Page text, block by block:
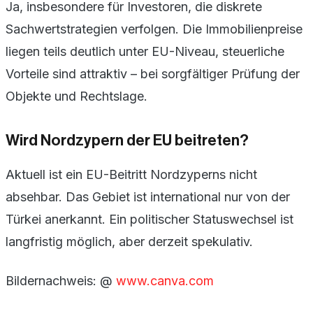
Ja, insbesondere für Investoren, die diskrete
Sachwertstrategien verfolgen. Die Immobilienpreise
liegen teils deutlich unter EU-Niveau, steuerliche
Vorteile sind attraktiv – bei sorgfältiger Prüfung der
Objekte und Rechtslage.
Wird Nordzypern der EU beitreten?
Aktuell ist ein EU-Beitritt Nordzyperns nicht
absehbar. Das Gebiet ist international nur von der
Türkei anerkannt. Ein politischer Statuswechsel ist
langfristig möglich, aber derzeit spekulativ.
Bildernachweis: @ www.canva.com